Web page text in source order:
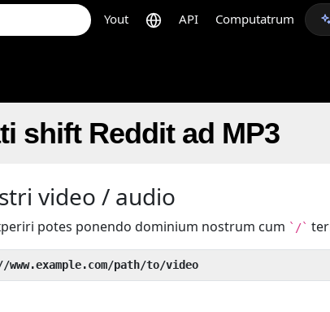
Yout API Computatrum
shift Reddit ad MP3
video / audio
potes ponendo dominium nostrum cum `/`
path/to/video